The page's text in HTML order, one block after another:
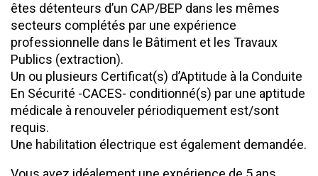
êtes détenteurs d’un CAP/BEP dans les mêmes
secteurs complétés par une expérience
professionnelle dans le Bâtiment et les Travaux
Publics (extraction).
Un ou plusieurs Certificat(s) d’Aptitude à la Conduite
En Sécurité -CACES- conditionné(s) par une aptitude
médicale à renouveler périodiquement est/sont
requis.
Une habilitation électrique est également demandée.